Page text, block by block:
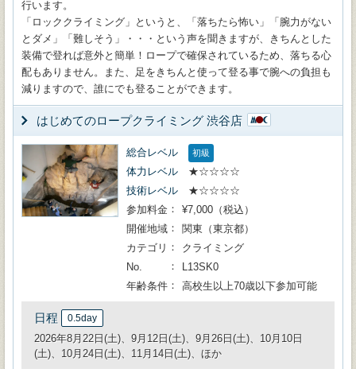
行います。
「ロッククライミング」というと、「落ちたら怖い」「腕力がない
とダメ」「難しそう」・・・という声を聞きますが、きちんとした
装備で登れば意外と簡単！ロープで確保されているため、落ちる心
配もありません。また、足をきちんと使って登る事で腕への負担も
減りますので、誰にでも登ることができます。
はじめてのロープクライミング 渋谷店
総合レベル 初級
体力レベル
★☆☆☆☆
技術レベル
★☆☆☆☆
参加料金
¥7,000（税込）
開催地域
関東（東京都）
カテゴリ
クライミング
No.
L13SK0
年齢条件
高校生以上70歳以下参加可能
日程 0.5day
2026年8月22日(土)、9月12日(土)、9月26日(土)、10月10日
(土)、10月24日(土)、11月14日(土)、ほか